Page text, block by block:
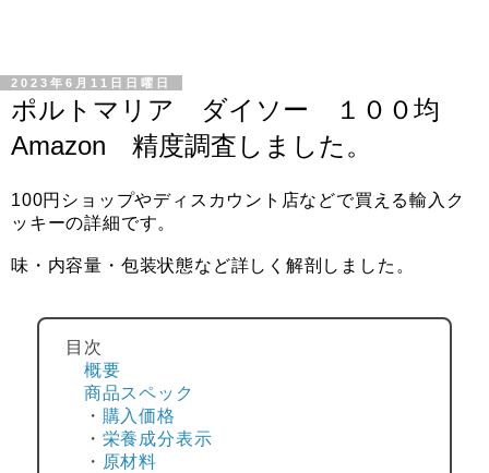
2023年6月11日日曜日
ポルトマリア ダイソー １００均
Amazon 精度調査しました。
100円ショップやディスカウント店などで買える輸入ク
ッキーの詳細です。
味・内容量・包装状態など詳しく解剖しました。
目次
概要
商品スペック
・ 購入価格
・ 栄養成分表示
・ 原材料